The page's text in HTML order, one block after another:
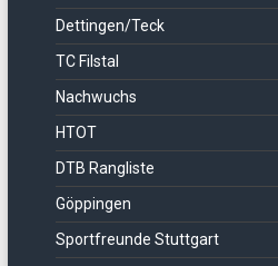
Dettingen/Teck
TC Filstal
Nachwuchs
HTOT
DTB Rangliste
Göppingen
Sportfreunde Stuttgart